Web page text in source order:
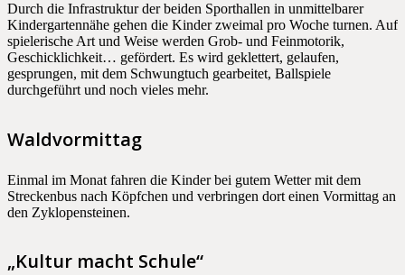
Durch die Infrastruktur der beiden Sporthallen in unmittelbarer
Kindergartennähe gehen die Kinder zweimal pro Woche turnen. Auf
spielerische Art und Weise werden Grob- und Feinmotorik,
Geschicklichkeit… gefördert. Es wird geklettert, gelaufen,
gesprungen, mit dem Schwungtuch gearbeitet, Ballspiele
durchgeführt und noch vieles mehr.
Waldvormittag
Einmal im Monat fahren die Kinder bei gutem Wetter mit dem
Streckenbus nach Köpfchen und verbringen dort einen Vormittag an
den Zyklopensteinen.
„Kultur macht Schule“